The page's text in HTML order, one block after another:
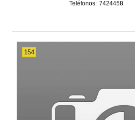
Teléfonos 7424458
154